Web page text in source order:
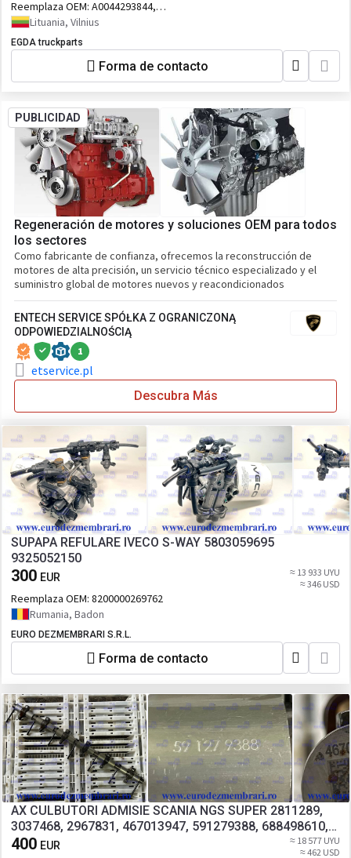
Benz MP5
Reemplaza OEM: A0044293844,
0044293844
Lituania, Vilnius
EGDA truckparts
Forma de contacto
PUBLICIDAD
Regeneración de motores y soluciones OEM para todos
los sectores
Como fabricante de confianza, ofrecemos la reconstrucción de
motores de alta precisión, un servicio técnico especializado y el
suministro global de motores nuevos y reacondicionados
ENTECH SERVICE SPÓŁKA Z OGRANICZONĄ
ODPOWIEDZIALNOŚCIĄ
1
etservice.pl
Descubra Más
SUPAPA REFULARE IVECO S-WAY 5803059695
9325052150
300 EUR
≈ 13 933 UYU
≈ 346 USD
Reemplaza OEM: 8200000269762
Rumania, Badon
EURO DEZMEMBRARI S.R.L.
Forma de contacto
AX CULBUTORI ADMISIE SCANIA NGS SUPER 2811289,
3037468, 2967831, 467013947, 591279388, 688498610,
2931408
400 EUR
≈ 18 577 UYU
≈ 462 USD